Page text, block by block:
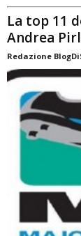
La top 11
Andrea
Redazione